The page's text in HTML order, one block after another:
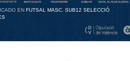
ENFUTSAL MASC. SUB12 SELECCIÓ